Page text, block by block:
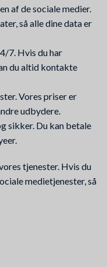
af de sociale medier.
så alle dine data er
7. Hvis du har
du altid kontakte
Vores priser er
udbydere.
sikker. Du kan betale
tjenester. Hvis du
medietjenester, så